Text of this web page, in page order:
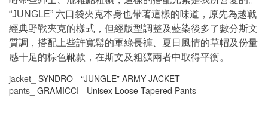
“JUNGLE” 六口袋夾克本身也帶著這樣的味道，原先為越戰
經典野戰夾克的樣式，但經版型調整及藍染後多了數分斯文
質調，搭配上些許寬鬆的軍綠長褲、夏日風情的草帽及份量
感十足的棕色靴款，在斯文及粗獷兩者中取得平衡。
jacket_ SYNDRO - “JUNGLE” ARMY JACKET
pants_ GRAMICCI - Unisex Loose Tapered Pants